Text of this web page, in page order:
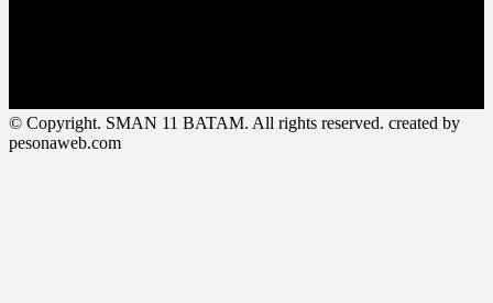
© Copyright. SMAN 11 BATAM. All rights reserved. created by
pesonaweb.com